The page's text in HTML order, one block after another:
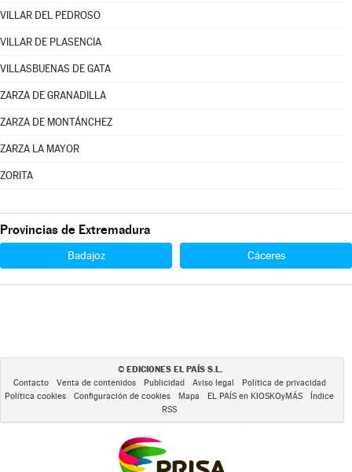
VILLAR DEL PEDROSO
VILLAR DE PLASENCIA
VILLASBUENAS DE GATA
ZARZA DE GRANADILLA
ZARZA DE MONTÁNCHEZ
ZARZA LA MAYOR
ZORITA
Provincias de Extremadura
Badajoz Cáceres
© EDICIONES EL PAÍS S.L.
Contacto Venta de contenidos Publicidad Aviso legal
Política de privacidad
Política cookies
Configuración de cookies Mapa EL PAÍS en KIOSKOyMÁS
Índice
RSS